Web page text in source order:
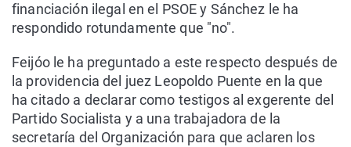
financiación ilegal en el PSOE y Sánchez le ha
respondido rotundamente que "no".
Feijóo le ha preguntado a este respecto después de
la providencia del juez Leopoldo Puente en la que
ha citado a declarar como testigos al exgerente del
Partido Socialista y a una trabajadora de la
secretaría del Organización para que aclaren los